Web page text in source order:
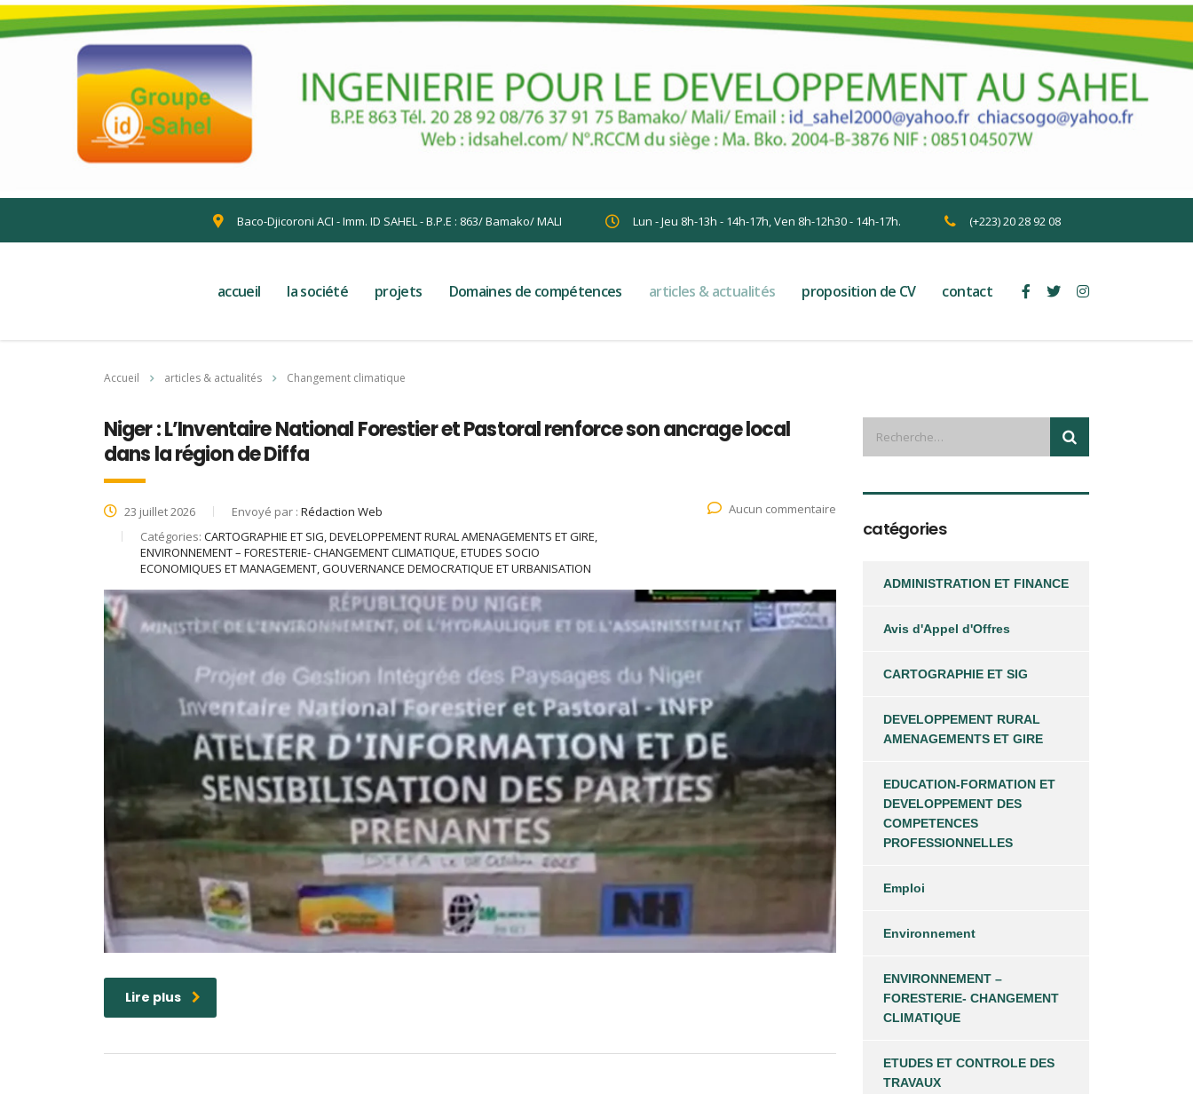
Baco-Djicoroni ACI - Imm. ID SAHEL - B.P.E : 863/ Bamako/ MALI Lun - Jeu 8h-13h - 14h-17h, Ven 8h-12h30 - 14h-17h. (+223) 20 28 92 08
accueil la société projets Domaines de compétences articles & actualités proposition de CV contact
Accueil articles & actualités Changement climatique
Niger : L’Inventaire National Forestier et Pastoral renforce son ancrage local
dans la région de Diffa
23 juillet 2026 Envoyé par : Rédaction Web
Catégories: CARTOGRAPHIE ET SIG, DEVELOPPEMENT RURAL AMENAGEMENTS ET GIRE,
ENVIRONNEMENT – FORESTERIE- CHANGEMENT CLIMATIQUE, ETUDES SOCIO
ECONOMIQUES ET MANAGEMENT, GOUVERNANCE DEMOCRATIQUE ET URBANISATION
Aucun commentaire
Lire plus
catégories
ADMINISTRATION ET FINANCE
Avis d'Appel d'Offres
CARTOGRAPHIE ET SIG
DEVELOPPEMENT RURAL
AMENAGEMENTS ET GIRE
EDUCATION-FORMATION ET
DEVELOPPEMENT DES
COMPETENCES
PROFESSIONNELLES
Emploi
Environnement
ENVIRONNEMENT –
FORESTERIE- CHANGEMENT
CLIMATIQUE
ETUDES ET CONTROLE DES
TRAVAUX